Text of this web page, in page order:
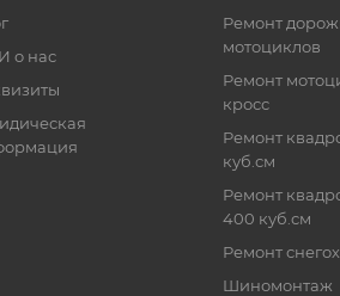
о нас
Ремонт
мотоциклов
Ремонт
кросс
Ремонт
куб.см
Ремонт
400 куб.см
Ремонт
Шиномонтаж